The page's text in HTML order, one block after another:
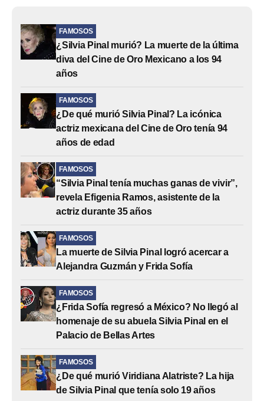
FAMOSOS
¿Silvia Pinal murió? La muerte de la última
diva del Cine de Oro Mexicano a los 94
años
FAMOSOS
¿De qué murió Silvia Pinal? La icónica
actriz mexicana del Cine de Oro tenía 94
años de edad
FAMOSOS
“Silvia Pinal tenía muchas ganas de vivir”,
revela Efigenia Ramos, asistente de la
actriz durante 35 años
FAMOSOS
La muerte de Silvia Pinal logró acercar a
Alejandra Guzmán y Frida Sofía
FAMOSOS
¿Frida Sofía regresó a México? No llegó al
homenaje de su abuela Silvia Pinal en el
Palacio de Bellas Artes
FAMOSOS
¿De qué murió Viridiana Alatriste? La hija
de Silvia Pinal que tenía solo 19 años